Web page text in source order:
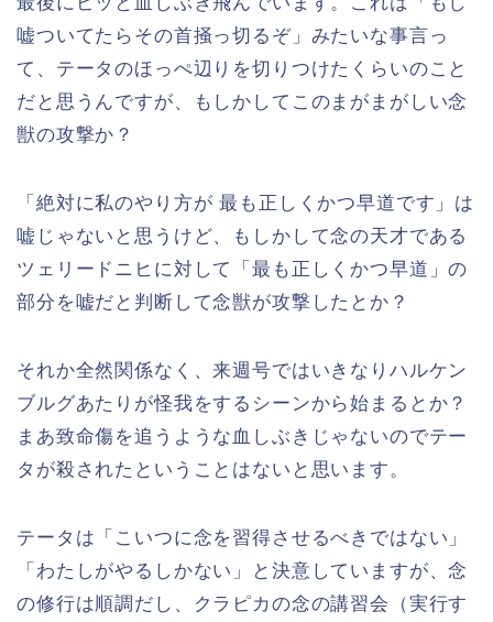
嘘ついてたらその首掻っ切るぞ」みたいな事言っ
て、テータのほっぺ辺りを切りつけたくらいのこと
だと思うんですが、もしかしてこのまがまがしい念
獣の攻撃か？
「絶対に私のやり方が 最も正しくかつ早道です」は
嘘じゃないと思うけど、もしかして念の天才である
ツェリードニヒに対して「最も正しくかつ早道」の
部分を嘘だと判断して念獣が攻撃したとか？
それか全然関係なく、来週号ではいきなりハルケン
ブルグあたりが怪我をするシーンから始まるとか？
まあ致命傷を追うような血しぶきじゃないのでテー
タが殺されたということはないと思います。
テータは「こいつに念を習得させるべきではない」
「わたしがやるしかない」と決意していますが、念
の修行は順調だし、クラピカの念の講習会（実行す